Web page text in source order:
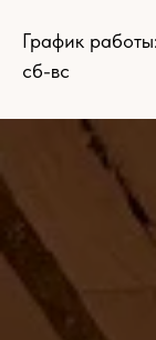
График
сб-вс